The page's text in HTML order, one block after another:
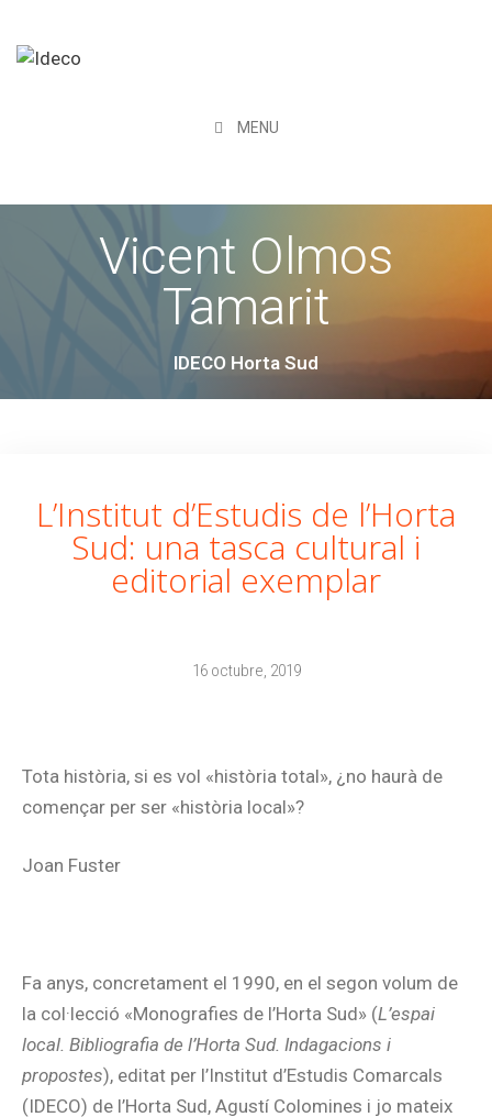
MENU
Vicent Olmos
Tamarit
IDECO Horta Sud
L’Institut d’Estudis de l’Horta
Sud: una tasca cultural i
editorial exemplar
16 octubre, 2019
Tota història, si es vol «història total», ¿no haurà de
començar per ser «història local»?
Joan Fuster
Fa anys, concretament el 1990, en el segon volum de
la col·lecció «Monografies de l’Horta Sud» (L’espai
local. Bibliografia de l’Horta Sud. Indagacions i
propostes), editat per l’Institut d’Estudis Comarcals
(IDECO) de l’Horta Sud, Agustí Colomines i jo mateix